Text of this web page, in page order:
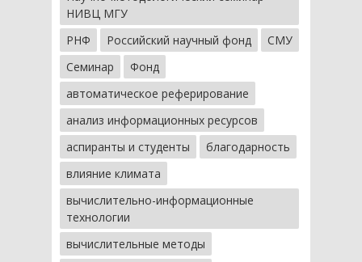
НИВЦ МГУ
РНФ
Российский научный фонд
СМУ
Семинар
Фонд
автоматическое реферирование
анализ информационных ресурсов
аспиранты и студенты
благодарность
влияние климата
вычислительно-информационные
технологии
вычислительные методы